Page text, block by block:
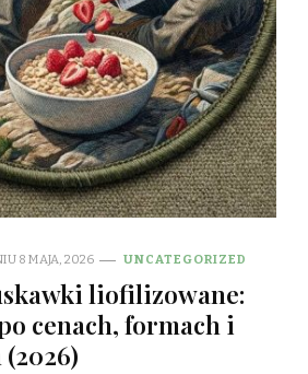
8 MAJA, 2026 UNCATEGORIZED
liofilizowane:
cenach, formach i